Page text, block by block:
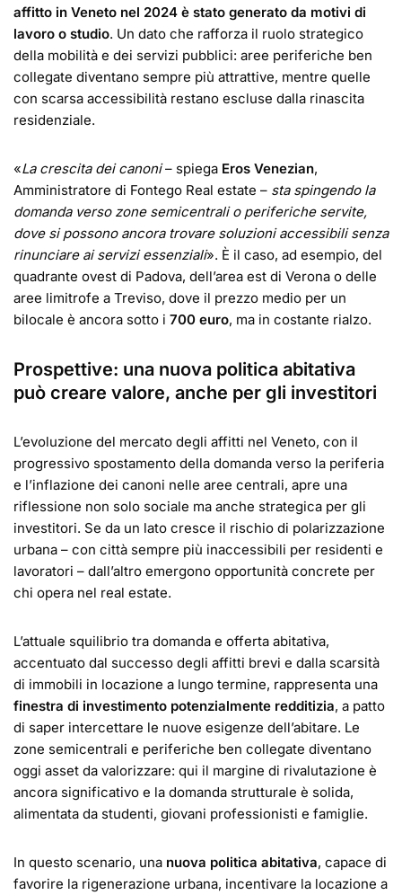
affitto in Veneto nel 2024 è stato generato da motivi di
lavoro o studio. Un dato che rafforza il ruolo strategico
della mobilità e dei servizi pubblici: aree periferiche ben
collegate diventano sempre più attrattive, mentre quelle
con scarsa accessibilità restano escluse dalla rinascita
residenziale.
«La crescita dei canoni– spiega Eros Venezian,
Amministratore di Fontego Real estate – sta spingendo la
domanda verso zone semicentrali o periferiche servite,
dove si possono ancora trovare soluzioni accessibili senza
rinunciare ai servizi essenziali». È il caso, ad esempio, del
quadrante ovest di Padova, dell’area est di Verona o delle
aree limitrofe a Treviso, dove il prezzo medio per un
bilocale è ancora sotto i 700 euro, ma in costante rialzo.
Prospettive: una nuova politica abitativa
può creare valore, anche per gli investitori
L’evoluzione del mercato degli affitti nel Veneto, con il
progressivo spostamento della domanda verso la periferia
e l’inflazione dei canoni nelle aree centrali, apre una
riflessione non solo sociale ma anche strategica per gli
investitori. Se da un lato cresce il rischio di polarizzazione
urbana – con città sempre più inaccessibili per residenti e
lavoratori – dall’altro emergono opportunità concrete per
chi opera nel real estate.
L’attuale squilibrio tra domanda e offerta abitativa,
accentuato dal successo degli affitti brevi e dalla scarsità
di immobili in locazione a lungo termine, rappresenta una
finestra di investimento potenzialmente redditizia, a patto
di saper intercettare le nuove esigenze dell’abitare. Le
zone semicentrali e periferiche ben collegate diventano
oggi asset da valorizzare: qui il margine di rivalutazione è
ancora significativo e la domanda strutturale è solida,
alimentata da studenti, giovani professionisti e famiglie.
In questo scenario, una nuova politica abitativa, capace di
favorire la rigenerazione urbana, incentivare la locazione a